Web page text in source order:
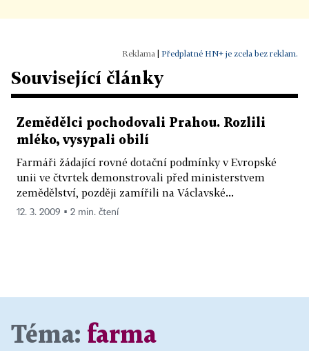
Předplatné HN+ je zcela bez reklam.
Související články
Zemědělci pochodovali Prahou. Rozlili
mléko, vysypali obilí
Farmáři žádající rovné dotační podmínky v Evropské
unii ve čtvrtek demonstrovali před ministerstvem
zemědělství, později zamířili na Václavské...
12. 3. 2009 ▪ 2 min. čtení
Téma: farma